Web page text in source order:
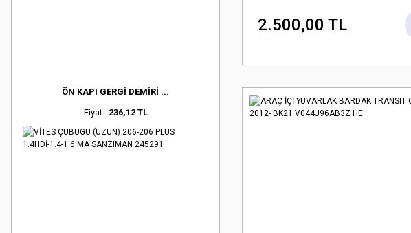
ÖN KAPI GERGİ DEMİRİ ...
Fiyat : 236,12 TL
0805.E5-CV6Q 6306 AC
2.500,00 TL